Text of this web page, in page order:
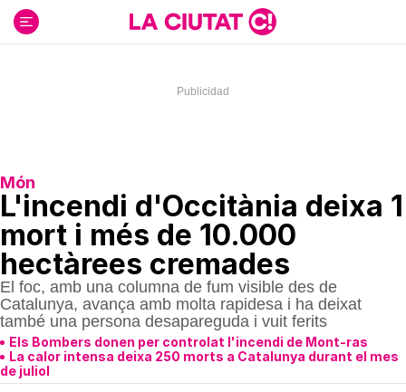
contenido
Món
L'incendi d'Occitània deixa 1
mort i més de 10.000
hectàrees cremades
El foc, amb una columna de fum visible des de
Catalunya, avança amb molta rapidesa i ha deixat
també una persona desapareguda i vuit ferits
Els Bombers donen per controlat l'incendi de Mont-ras
La calor intensa deixa 250 morts a Catalunya durant el mes
de juliol